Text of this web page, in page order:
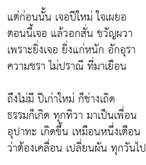
แต่ก่อนนั้น เจอปีใหม่ ใจเผยอ
ตอนนี้เจอ แล้วอกสั่น ขวัญผวา
เพราะยิ่งเจอ ยิ่งแก่หนัก อักอุรา
ความชรา ไม่ปราณี ที่มาเยือน
ถึงไม่มี ปีเก่าใหม่ ก็ช่างเถิด
ธรรมก็เกิด ทุกทิวา มาเป็นเพื่อน
อุปาทะ เกิดขึ้น เหมือนหนึ่งเตือน
ว่าต้องเคลื่อน เปลี่ยนผัน ทุกวันไป